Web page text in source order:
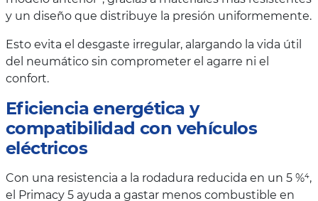
y un diseño que distribuye la presión uniformemente.
Esto evita el desgaste irregular, alargando la vida útil
del neumático sin comprometer el agarre ni el
confort.
Eficiencia energética y
compatibilidad con vehículos
eléctricos
Con una resistencia a la rodadura reducida en un 5 %⁴,
el Primacy 5 ayuda a gastar menos combustible en